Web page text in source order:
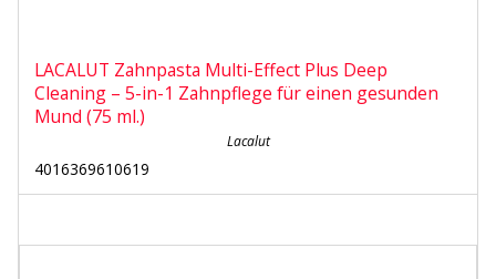
LACALUT Zahnpasta Multi-Effect Plus Deep
Cleaning – 5-in-1 Zahnpflege für einen gesunden
Mund (75 ml.)
Lacalut
4016369610619